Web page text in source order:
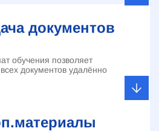
документов
обучения позволяет
документов удалённо